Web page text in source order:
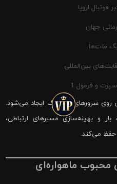
فوتبال اروپا
جهان
ملت‌ها
و فرمول 1
روی سرورهای شیرینگ ایجاد می‌شود.
و بهینه‌سازی مسیرهای ارتباطی،
حفظ می‌کند.
محبوب ماهواره‌ای